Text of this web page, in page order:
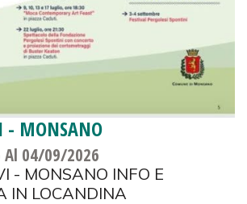
- MONSANO
Al 04/09/2026
- MONSANO INFO E
IN LOCANDINA